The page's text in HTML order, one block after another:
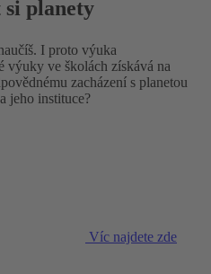
planety
I proto výuka
výuky ve školách získává na
zacházení s planetou
jeho instituce?
Víc najdete zde